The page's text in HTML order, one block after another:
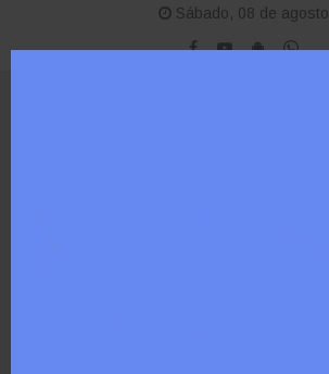
Sábado, 08 de agosto